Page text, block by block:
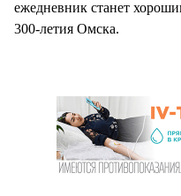
ежедневник станет
300-летия Омска.